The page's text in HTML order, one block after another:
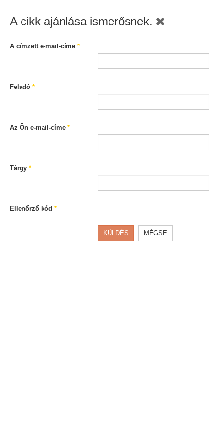
A cikk ajánlása ismerősnek.
A címzett e-mail-címe *
Feladó *
Az Ön e-mail-címe *
Tárgy *
Ellenőrző kód *
KÜLDÉS MÉGSE